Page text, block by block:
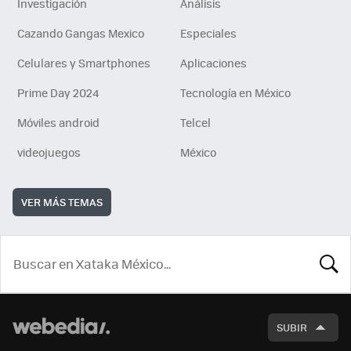
Cazando Gangas Mexico
Especiales
Celulares y Smartphones
Aplicaciones
Prime Day 2024
Tecnología en México
Móviles android
Telcel
videojuegos
México
VER MÁS TEMAS
SUBIR